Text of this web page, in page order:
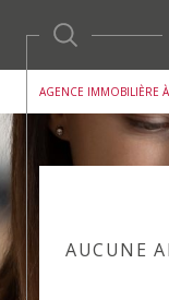
AGENCE IMMOBILIÈRE
AUCUNE